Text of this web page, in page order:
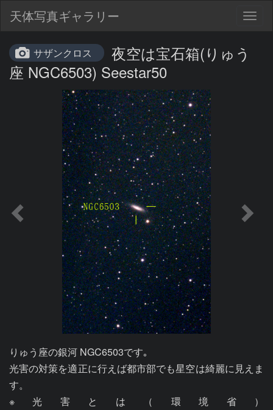
天体写真ギャラリー
サザンクロス
夜空は宝石箱(りゅう
座 NGC6503) Seestar50
りゅう座の銀河 NGC6503です｡
光害の対策を適正に行えば都市部でも星空は綺麗に見えま
す。
※光害とは（環境省）